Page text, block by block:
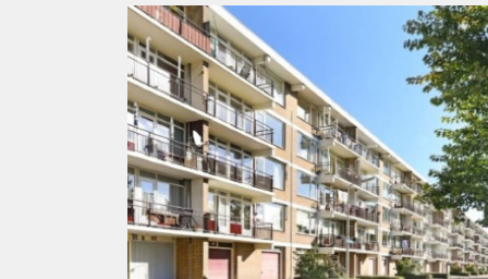
Huurtoeslag
Niet mogelijk
Inkomen eis
3,2 X Maandhuur Bruto
Huurtermijn
Onbepaalde termijn
Oplevering
Kaal